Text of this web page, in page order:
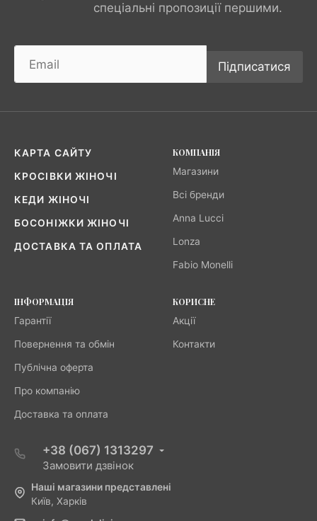
спеціальні пропозиції першими.
Підписатися
КАРТА САЙТУ
КРОСІВКИ ЖІНОЧІ
КЕДИ ЖІНОЧІ
БОСОНІЖКИ ЖІНОЧІ
ДОСТАВКА ТА ОПЛАТА
КОМПАНІЯ
Магазини
Всі бренди
Anna Lucci
Lonza
Fabio Monelli
ІНФОРМАЦІЯ
Гарантії
Повернення та обмін
Публічна оферта
Про компанію
Доставка та оплата
КОРИСНЕ
Акції
Контакти
+38 (067) 1313297
Замовити дзвінок
Наші магазини представлені
Київ, Харків